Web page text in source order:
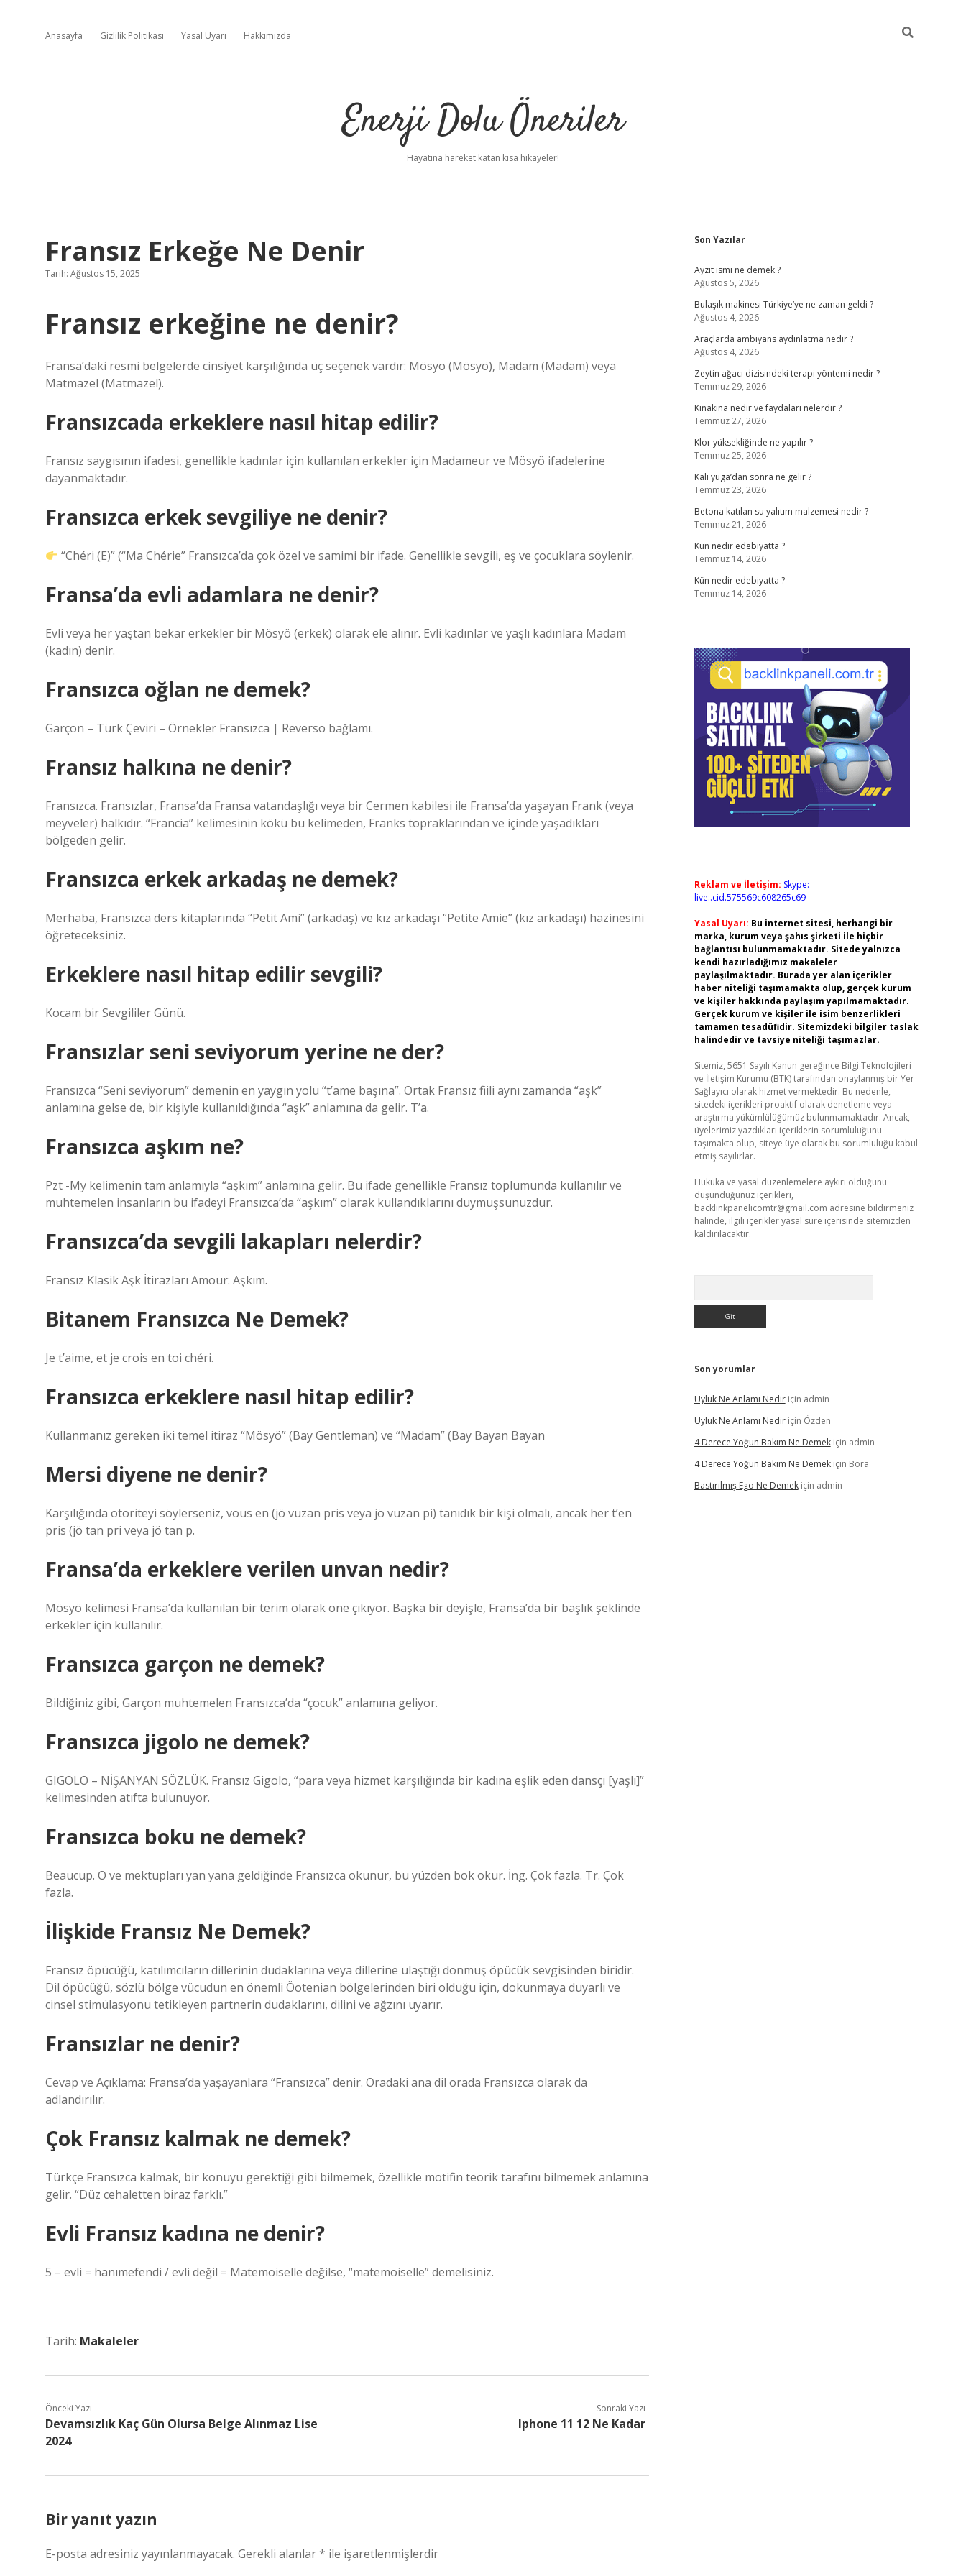
Anasayfa Gizlilik Politikası Yasal Uyarı Hakkımızda
Enerji Dolu Öneriler
Hayatına hareket katan kısa hikayeler!
Fransız Erkeğe Ne Denir
Tarih: Ağustos 15, 2025
Fransız erkeğine ne denir?
Fransa’daki resmi belgelerde cinsiyet karşılığında üç seçenek vardır: Mösyö (Mösyö), Madam (Madam) veya
Matmazel (Matmazel).
Fransızcada erkeklere nasıl hitap edilir?
Fransız saygısının ifadesi, genellikle kadınlar için kullanılan erkekler için Madameur ve Mösyö ifadelerine
dayanmaktadır.
Fransızca erkek sevgiliye ne denir?
“Chéri (E)” (“Ma Chérie” Fransızca’da çok özel ve samimi bir ifade. Genellikle sevgili, eş ve çocuklara söylenir.
Fransa’da evli adamlara ne denir?
Evli veya her yaştan bekar erkekler bir Mösyö (erkek) olarak ele alınır. Evli kadınlar ve yaşlı kadınlara Madam
(kadın) denir.
Fransızca oğlan ne demek?
Garçon – Türk Çeviri – Örnekler Fransızca | Reverso bağlamı.
Fransız halkına ne denir?
Fransızca. Fransızlar, Fransa’da Fransa vatandaşlığı veya bir Cermen kabilesi ile Fransa’da yaşayan Frank (veya
meyveler) halkıdır. “Francia” kelimesinin kökü bu kelimeden, Franks topraklarından ve içinde yaşadıkları
bölgeden gelir.
Fransızca erkek arkadaş ne demek?
Merhaba, Fransızca ders kitaplarında “Petit Ami” (arkadaş) ve kız arkadaşı “Petite Amie” (kız arkadaşı) hazinesini
öğreteceksiniz.
Erkeklere nasıl hitap edilir sevgili?
Kocam bir Sevgililer Günü.
Fransızlar seni seviyorum yerine ne der?
Fransızca “Seni seviyorum” demenin en yaygın yolu “t’ame başına”. Ortak Fransız fiili aynı zamanda “aşk”
anlamına gelse de, bir kişiyle kullanıldığında “aşk” anlamına da gelir. T’a.
Fransızca aşkım ne?
Pzt -My kelimenin tam anlamıyla “aşkım” anlamına gelir. Bu ifade genellikle Fransız toplumunda kullanılır ve
muhtemelen insanların bu ifadeyi Fransızca’da “aşkım” olarak kullandıklarını duymuşsunuzdur.
Fransızca’da sevgili lakapları nelerdir?
Fransız Klasik Aşk İtirazları Amour: Aşkım.
Bitanem Fransızca Ne Demek?
Je t’aime, et je crois en toi chéri.
Fransızca erkeklere nasıl hitap edilir?
Kullanmanız gereken iki temel itiraz “Mösyö” (Bay Gentleman) ve “Madam” (Bay Bayan Bayan
Mersi diyene ne denir?
Karşılığında otoriteyi söylerseniz, vous en (jö vuzan pris veya jö vuzan pi) tanıdık bir kişi olmalı, ancak her t’en
pris (jö tan pri veya jö tan p.
Fransa’da erkeklere verilen unvan nedir?
Mösyö kelimesi Fransa’da kullanılan bir terim olarak öne çıkıyor. Başka bir deyişle, Fransa’da bir başlık şeklinde
erkekler için kullanılır.
Fransızca garçon ne demek?
Bildiğiniz gibi, Garçon muhtemelen Fransızca’da “çocuk” anlamına geliyor.
Fransızca jigolo ne demek?
GIGOLO – NİŞANYAN SÖZLÜK. Fransız Gigolo, “para veya hizmet karşılığında bir kadına eşlik eden dansçı [yaşlı]”
kelimesinden atıfta bulunuyor.
Fransızca boku ne demek?
Beaucup. O ve mektupları yan yana geldiğinde Fransızca okunur, bu yüzden bok okur. İng. Çok fazla. Tr. Çok
fazla.
İlişkide Fransız Ne Demek?
Fransız öpücüğü, katılımcıların dillerinin dudaklarına veya dillerine ulaştığı donmuş öpücük sevgisinden biridir.
Dil öpücüğü, sözlü bölge vücudun en önemli Öotenian bölgelerinden biri olduğu için, dokunmaya duyarlı ve
cinsel stimülasyonu tetikleyen partnerin dudaklarını, dilini ve ağzını uyarır.
Fransızlar ne denir?
Cevap ve Açıklama: Fransa’da yaşayanlara “Fransızca” denir. Oradaki ana dil orada Fransızca olarak da
adlandırılır.
Çok Fransız kalmak ne demek?
Türkçe Fransızca kalmak, bir konuyu gerektiği gibi bilmemek, özellikle motifin teorik tarafını bilmemek anlamına
gelir. “Düz cehaletten biraz farklı.”
Evli Fransız kadına ne denir?
5 – evli = hanımefendi / evli değil = Matemoiselle değilse, “matemoiselle” demelisiniz.
Tarih: Makaleler
Önceki Yazı
Devamsızlık Kaç Gün Olursa Belge Alınmaz Lise
2024
Sonraki Yazı
Iphone 11 12 Ne Kadar
Bir yanıt yazın
E-posta adresiniz yayınlanmayacak. Gerekli alanlar* ile işaretlenmişlerdir
Sidebar
Son Yazılar
Ayzit ismi ne demek ?
Ağustos 5, 2026
Bulaşık makinesi Türkiye’ye ne zaman geldi ?
Ağustos 4, 2026
Araçlarda ambiyans aydınlatma nedir ?
Ağustos 4, 2026
Zeytin ağacı dizisindeki terapi yöntemi nedir ?
Temmuz 29, 2026
Kınakına nedir ve faydaları nelerdir ?
Temmuz 27, 2026
Klor yüksekliğinde ne yapılır ?
Temmuz 25, 2026
Kali yuga’dan sonra ne gelir ?
Temmuz 23, 2026
Betona katılan su yalıtım malzemesi nedir ?
Temmuz 21, 2026
Kün nedir edebiyatta ?
Temmuz 14, 2026
Kün nedir edebiyatta ?
Temmuz 14, 2026
Reklam ve İletişim: Skype:
live:.cid.575569c608265c69
Yasal Uyarı: Bu internet sitesi, herhangi bir
marka, kurum veya şahıs şirketi ile hiçbir
bağlantısı bulunmamaktadır. Sitede yalnızca
kendi hazırladığımız makaleler
paylaşılmaktadır. Burada yer alan içerikler
haber niteliği taşımamakta olup, gerçek kurum
ve kişiler hakkında paylaşım yapılmamaktadır.
Gerçek kurum ve kişiler ile isim benzerlikleri
tamamen tesadüfidir. Sitemizdeki bilgiler taslak
halindedir ve tavsiye niteliği taşımazlar.
Sitemiz, 5651 Sayılı Kanun gereğince Bilgi Teknolojileri
ve İletişim Kurumu (BTK) tarafından onaylanmış bir Yer
Sağlayıcı olarak hizmet vermektedir. Bu nedenle,
sitedeki içerikleri proaktif olarak denetleme veya
araştırma yükümlülüğümüz bulunmamaktadır. Ancak,
üyelerimiz yazdıkları içeriklerin sorumluluğunu
taşımakta olup, siteye üye olarak bu sorumluluğu kabul
etmiş sayılırlar.
Hukuka ve yasal düzenlemelere aykırı olduğunu
düşündüğünüz içerikleri,
backlinkpanelicomtr@gmail.com adresine bildirmeniz
halinde, ilgili içerikler yasal süre içerisinde sitemizden
kaldırılacaktır.
Son yorumlar
Uyluk Ne Anlamı Nediriçin admin
Uyluk Ne Anlamı Nediriçin Özden
4 Derece Yoğun Bakım Ne Demekiçin admin
4 Derece Yoğun Bakım Ne Demekiçin Bora
Bastırılmış Ego Ne Demekiçin admin